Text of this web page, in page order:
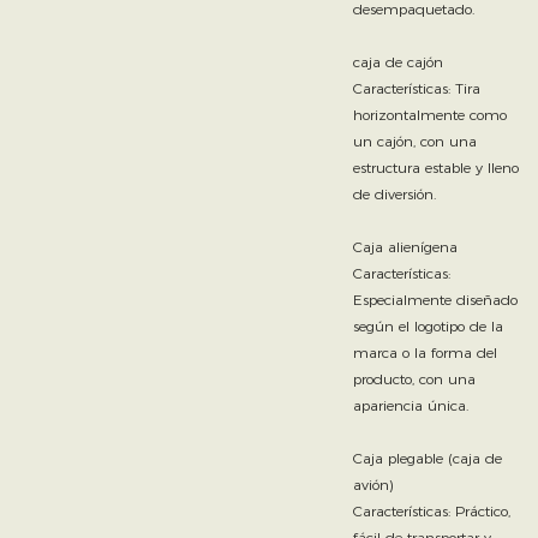
desempaquetado.
caja de cajón
Características: Tira
horizontalmente como
un cajón, con una
estructura estable y lleno
de diversión.
Caja alienígena
Características:
Especialmente diseñado
según el logotipo de la
marca o la forma del
producto, con una
apariencia única.
Caja plegable (caja de
avión)
Características: Práctico,